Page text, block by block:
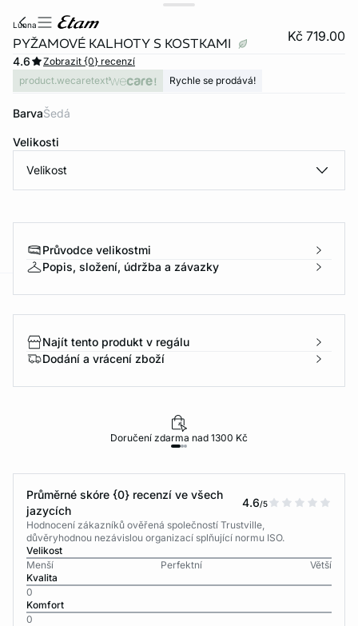
lunna
PYŽAMOVÉ KALHOTY S KOSTKAMI Kč 719.00
4.6
Zobrazit {0} recenzí
product.wecaretext
Rychle se prodává!
Barva šedá
Velikosti
Velikost
Průvodce velikostmi
Popis, složení, údržba a závazky
Najít tento produkt v regálu
Dodání a vrácení zboží
Doručení zdarma nad 1300 Kč
Průměrné skóre {0} recenzí ve všech
jazycích
4.6/5
Hodnocení zákazníků ověřená společností Trustville,
důvěryhodnou nezávislou organizací splňující normu ISO.
Velikost
Menší
Perfektní
Větší
Kvalita
0
Komfort
0